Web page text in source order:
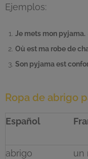
Ejemplos:
Je mets mon pyjama.
Où est ma robe de
Son pyjama est
Ropa de abrigo
Español
abrigo un